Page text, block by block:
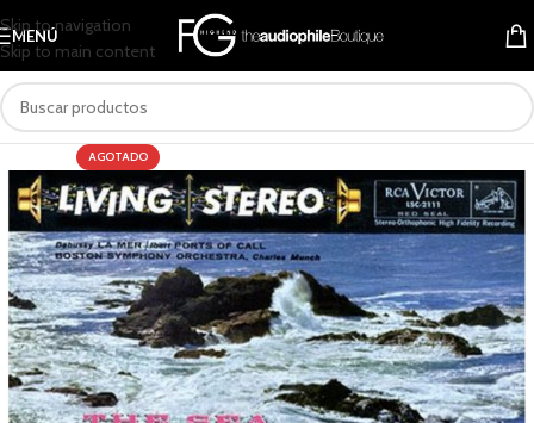
Skip to navigation
Skip to main content
MENÚ
AGOTADO